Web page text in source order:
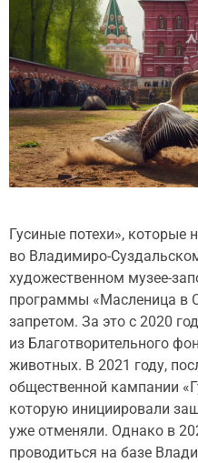
Гусиные потехи», которые
во Владимиро-
художественном музее-
программы «Масленица в
запретом. За это с 2020
из Благотворительного
животных. В 2021 году,
общественной кампании
которую инициировали
уже отменяли. Однако в
проводиться на базе